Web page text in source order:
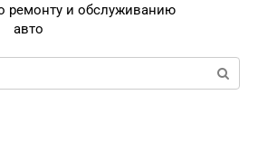
ремонту и обслуживанию
авто